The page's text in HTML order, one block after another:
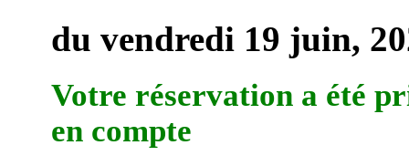
du vendredi 19 juin,
Votre réservation a été
en compte